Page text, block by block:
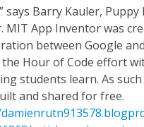
says Barry Kauler, Puppy
MIT App Inventor was
between Google
Hour of Code effort
students learn. As
and shared for free.